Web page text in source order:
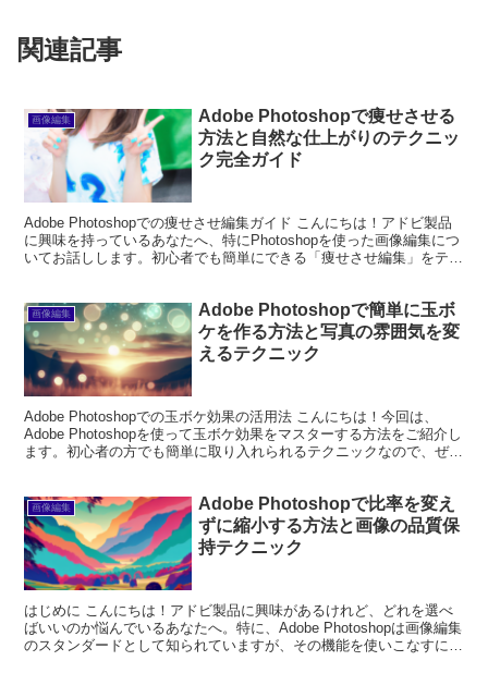
関連記事
画像編集
Adobe Photoshopで痩せさせる
方法と自然な仕上がりのテクニッ
ク完全ガイド
Adobe Photoshopでの痩せさせ編集ガイド こんにちは！アドビ製品
に興味を持っているあなたへ、特にPhotoshopを使った画像編集につ
いてお話しします。初心者でも簡単にできる「痩せさせ編集」をテー
画像編集
Adobe Photoshopで簡単に玉ボ
ケを作る方法と写真の雰囲気を変
えるテクニック
Adobe Photoshopでの玉ボケ効果の活用法 こんにちは！今回は、
Adobe Photoshopを使って玉ボケ効果をマスターする方法をご紹介し
ます。初心者の方でも簡単に取り入れられるテクニックなので、ぜひ
画像編集
Adobe Photoshopで比率を変え
ずに縮小する方法と画像の品質保
持テクニック
はじめに こんにちは！アドビ製品に興味があるけれど、どれを選べ
ばいいのか悩んでいるあなたへ。特に、Adobe Photoshopは画像編集
のスタンダードとして知られていますが、その機能を使いこなすには